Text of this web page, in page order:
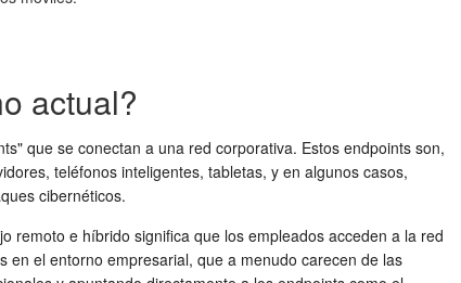
actual?
que se conectan a una red corporativa. Estos endpoints son,
teléfonos inteligentes, tabletas, y en algunos casos,
cibernéticos.
remoto e híbrido significa que los empleados acceden a la red
en el entorno empresarial, que a menudo carecen de las